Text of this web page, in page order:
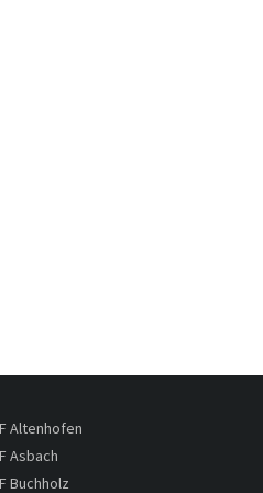
Altenhofen
Asbach
Buchholz